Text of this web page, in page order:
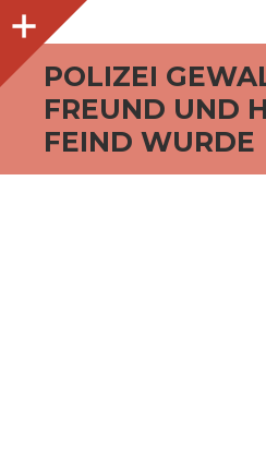
O
p
e
n
i
d
e
b
a
POLIZEI
FREUND UND
FEIND WURDE